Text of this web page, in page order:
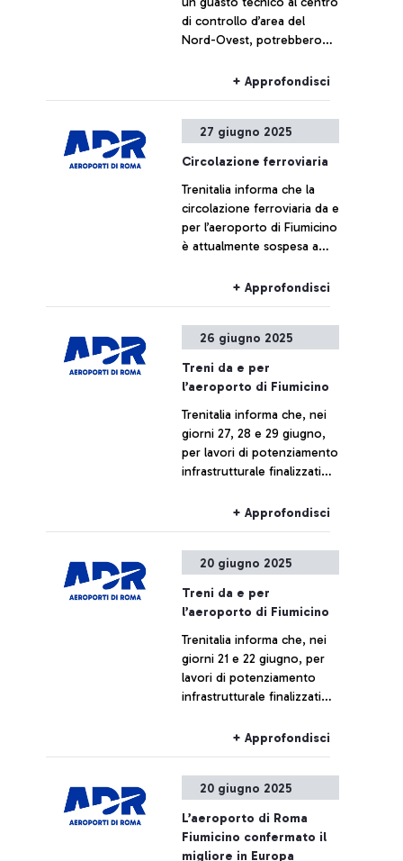
di controllo d’area del
Nord-Ovest, potrebbero
cancellazioni per i voli
diretti o provenienti dagli
aeroporti di Milano
Malpensa, Milano Linate,
Torino Caselle e Genova.
+ Approfondisci
27 giugno 2025
Circolazione ferroviaria
Trenitalia informa che la
circolazione ferroviaria da e
per l’aeroporto di Fiumicino
è attualmente sospesa a
Vigili del Fuoco nell’area
della stazione di Parco
Leonardo.
+ Approfondisci
26 giugno 2025
Treni da e per
l’aeroporto di Fiumicino
Trenitalia informa che, nei
giorni 27, 28 e 29 giugno,
per lavori di potenziamento
infrastrutturale finalizzati
nuova fermata Pigneto, i
treni da e per l’aeroporto di
Fiumicino potranno subire
variazioni di numerazione,
limitazioni di percorso o
cancellazioni.
+ Approfondisci
20 giugno 2025
Treni da e per
l’aeroporto di Fiumicino
Trenitalia informa che, nei
giorni 21 e 22 giugno, per
lavori di potenziamento
infrastrutturale finalizzati
nuova fermata Pigneto, i
treni da e per l’aeroporto di
Fiumicino potranno subire
variazioni di numerazione,
limitazioni di percorso o
cancellazioni.
+ Approfondisci
20 giugno 2025
L’aeroporto di Roma
Fiumicino confermato il
migliore in Europa